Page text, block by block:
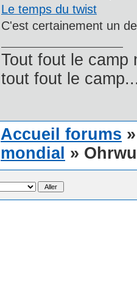
Le temps du twist
C'est certainement un
Tout fout le camp
tout fout le
Accueil forums
mondial »